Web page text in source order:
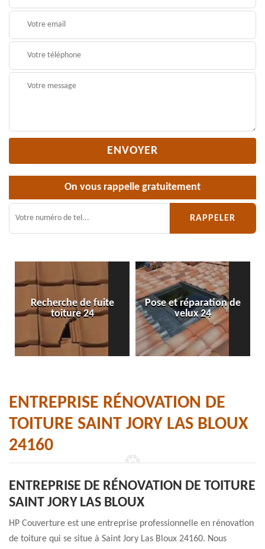
On vous rappelle gratuitement
Recherche de fuite
toiture 24
Pose et réparation de
velux 24
ENTREPRISE RÉNOVATION DE
TOITURE SAINT JORY LAS BLOUX
24160
ENTREPRISE DE RÉNOVATION DE TOITURE
SAINT JORY LAS BLOUX
HP Couverture est une entreprise professionnelle en rénovation
de toiture qui se situe à Saint Jory Las Bloux 24160. Nous